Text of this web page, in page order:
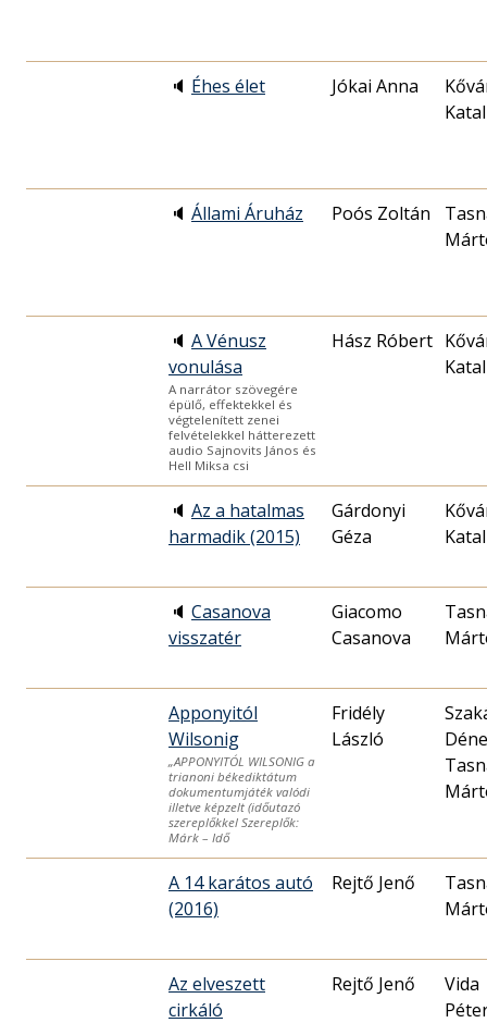
🔈 Éhes élet Jókai Anna
🔈 Állami Áruház Poós Zoltán
🔈 A Vénusz
vonulása
A narrátor szövegére
épülő, effektekkel és
végtelenített zenei
felvételekkel hátterezett
audio Sajnovits János és
Hell Miksa csi
Hász Róbert
🔈 Az a hatalmas
harmadik (2015)
Gárdonyi
Géza
🔈 Casanova
visszatér
Giacomo
Casanova
Apponyitól
Wilsonig
„APPONYITÓL WILSONIG a
trianoni békediktátum
dokumentumjáték valódi
illetve képzelt (időutazó
szereplőkkel Szereplők:
Márk – Idő
Fridély
László
A 14 karátos autó
(2016)
Rejtő Jenő
Az elveszett
cirkáló
Rejtő Jenő
Vida